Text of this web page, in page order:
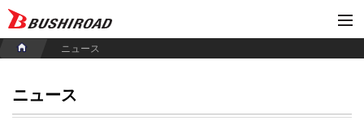
ニュース
ニュース